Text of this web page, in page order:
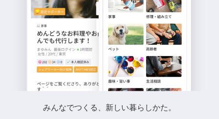
みんなでつくる、新しい暮らしかた。